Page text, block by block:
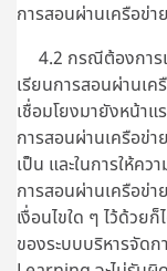
การสอนผ่านเครือข่
4.2 กรณีต้องการเ
เรียนการสอนผ่านเ
เชื่อมโยงมายังหน้าแ
การสอนผ่านเครือข่
เป็น และในการให้ค
การสอนผ่านเครือข่
เงื่อนไขใด ๆ ไว้ด้วย
ของระบบบริหารจัดก